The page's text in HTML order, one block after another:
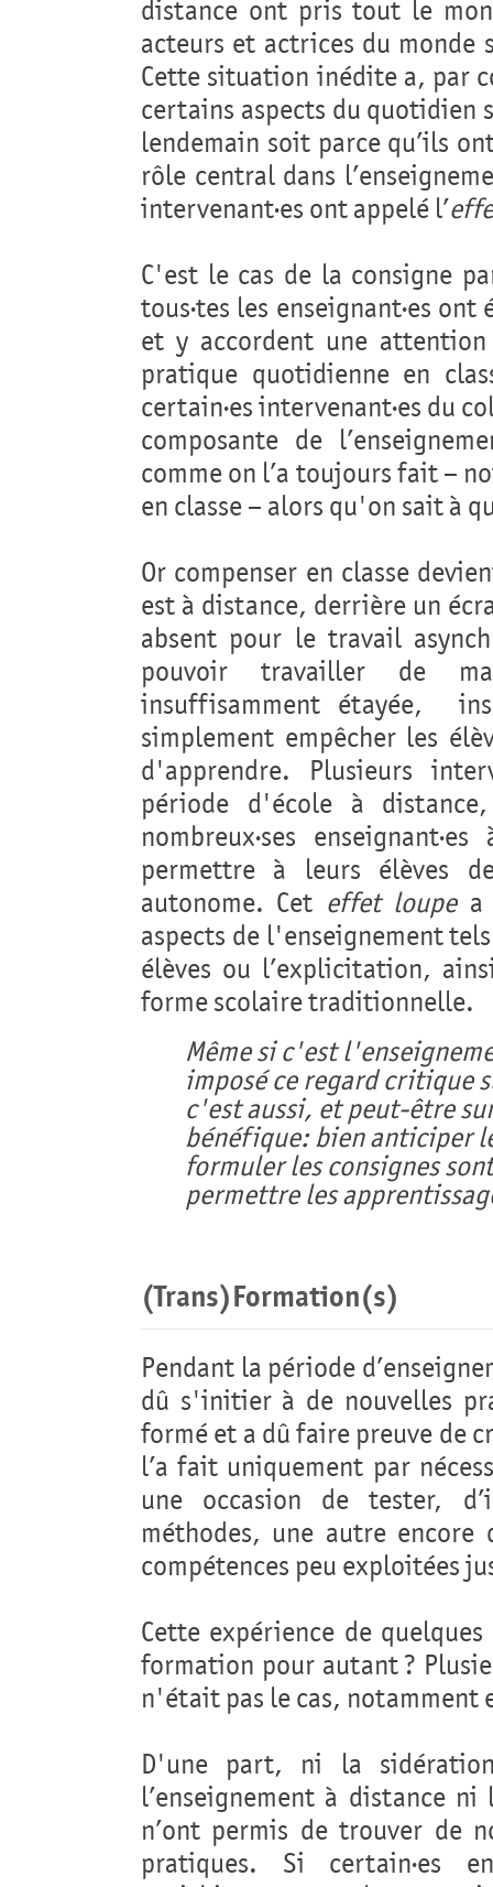
distance ont pris tout le
acteurs et actrices du
Cette situation inédite a, par
certains aspects du quotidien
lendemain soit parce qu’ils
rôle central dans
intervenant·es ont appelé l’
C'est le cas de la consigne
tous·tes les enseignant·es
et y accordent une
pratique quotidienne en
certain·es intervenant·es du
composante de
comme on l’a toujours fait –
en classe – alors qu'on sait à
Or compenser en classe
est à distance, derrière un
absent pour le travail
pouvoir travailler de
insuffisamment étayée,
simplement empêcher les
d'apprendre. Plusieurs
période d'école à
nombreux·ses
permettre à leurs élèves
autonome. Cet effet loupea
aspects de l'enseignement
élèves ou l’explicitation,
forme scolaire traditionnelle.
Même si c'est
imposé ce regard critique
c'est aussi, et peut-être
bénéfique: bien anticiper
formuler les consignes
permettre les
(Trans)Formation(s)
Pendant la période
dû s'initier à de nouvelles
formé et a dû faire preuve de
l’a fait uniquement par
une occasion de tester,
méthodes, une autre
compétences peu exploitées
Cette expérience de
formation pour autant ?
n'était pas le cas, notamment
D'une part, ni la
l’enseignement à distance
n’ont permis de trouver de
pratiques. Si certain·es